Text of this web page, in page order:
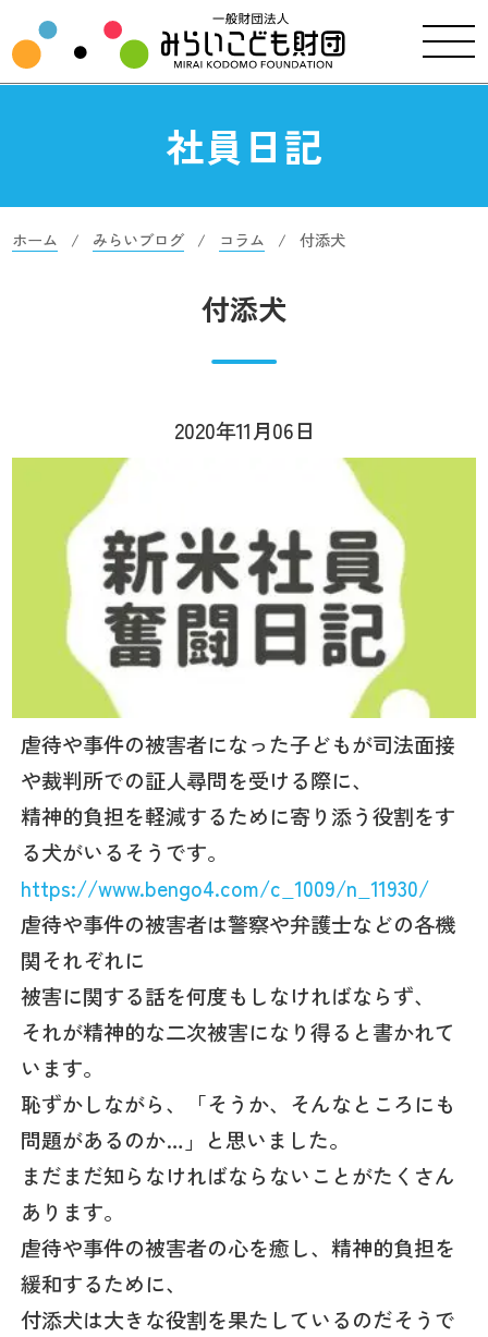
社員日記
ホーム みらいブログ コラム 付添犬
付添犬
2020年11月06日
虐待や事件の被害者になった子どもが司法面接
や裁判所での証人尋問を受ける際に、
精神的負担を軽減するために寄り添う役割をす
る犬がいるそうです。
https://www.bengo4.com/c_1009/n_11930/
虐待や事件の被害者は警察や弁護士などの各機
関それぞれに
被害に関する話を何度もしなければならず、
それが精神的な二次被害になり得ると書かれて
います。
恥ずかしながら、「そうか、そんなところにも
問題があるのか…」と思いました。
まだまだ知らなければならないことがたくさん
あります。
虐待や事件の被害者の心を癒し、精神的負担を
緩和するために、
付添犬は大きな役割を果たしているのだそうで